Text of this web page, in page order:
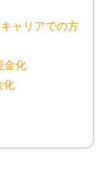
ャリアでの方
金化
化